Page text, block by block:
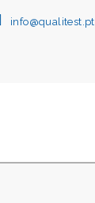
info@qualitest.pt